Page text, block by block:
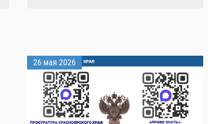
26 мая 2026